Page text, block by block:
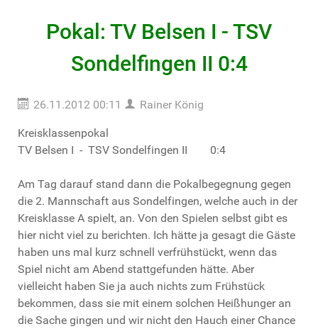
Pokal: TV Belsen I - TSV
Sondelfingen II 0:4
26.11.2012 00:11 Rainer König
Kreisklassenpokal
TV Belsen I - TSV Sondelfingen II 0:4
Am Tag darauf stand dann die Pokalbegegnung gegen
die 2. Mannschaft aus Sondelfingen, welche auch in der
Kreisklasse A spielt, an. Von den Spielen selbst gibt es
hier nicht viel zu berichten. Ich hätte ja gesagt die Gäste
haben uns mal kurz schnell verfrühstückt, wenn das
Spiel nicht am Abend stattgefunden hätte. Aber
vielleicht haben Sie ja auch nichts zum Frühstück
bekommen, dass sie mit einem solchen Heißhunger an
die Sache gingen und wir nicht den Hauch einer Chance